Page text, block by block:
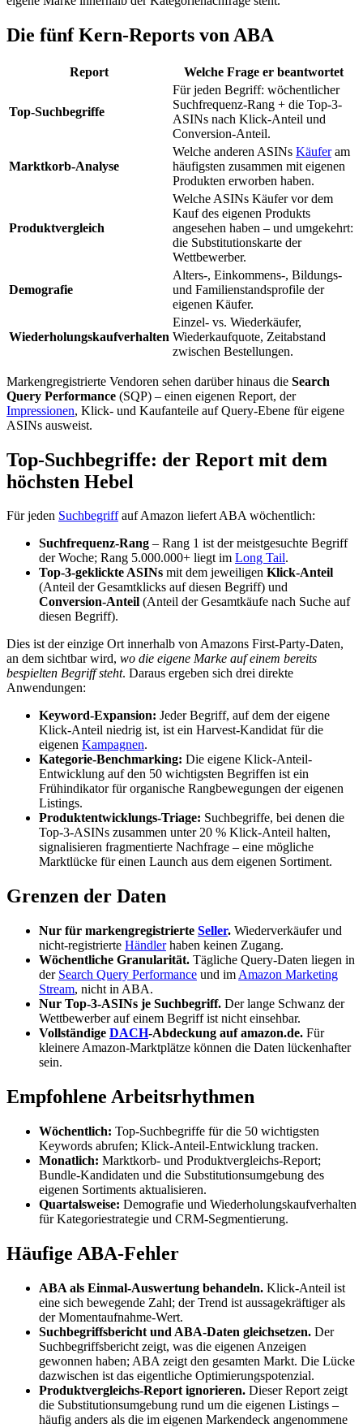
Die fünf Kern-Reports von ABA
Report Welche Frage er beantwortet
Top-Suchbegriffe
Für jeden Begriff: wöchentlicher
Suchfrequenz-Rang + die Top-3-
ASINs nach Klick-Anteil und
Conversion-Anteil.
Marktkorb-Analyse
Welche anderen ASINs Käuferam
häufigsten zusammen mit eigenen
Produkten erworben haben.
Produktvergleich
Welche ASINs Käufer vor dem
Kauf des eigenen Produkts
angesehen haben – und umgekehrt:
die Substitutionskarte der
Wettbewerber.
Demografie
Alters-, Einkommens-, Bildungs-
und Familienstandsprofile der
eigenen Käufer.
Wiederholungskaufverhalten
Einzel- vs. Wiederkäufer,
Wiederkaufquote, Zeitabstand
zwischen Bestellungen.
Markengregistrierte Vendoren sehen darüber hinaus die Search
Query Performance (SQP) – einen eigenen Report, der
Impressionen, Klick- und Kaufanteile auf Query-Ebene für eigene
ASINs ausweist.
Top-Suchbegriffe: der Report mit dem
höchsten Hebel
Für jeden Suchbegriffauf Amazon liefert ABA wöchentlich:
Suchfrequenz-Rang – Rang 1 ist der meistgesuchte Begriff
der Woche; Rang 5.000.000+ liegt im Long Tail.
Top-3-geklickte ASINs mit dem jeweiligen Klick-Anteil
(Anteil der Gesamtklicks auf diesen Begriff) und
Conversion-Anteil (Anteil der Gesamtkäufe nach Suche auf
diesen Begriff).
Dies ist der einzige Ort innerhalb von Amazons First-Party-Daten,
an dem sichtbar wird, wo die eigene Marke auf einem bereits
bespielten Begriff steht. Daraus ergeben sich drei direkte
Anwendungen:
Keyword-Expansion: Jeder Begriff, auf dem der eigene
Klick-Anteil niedrig ist, ist ein Harvest-Kandidat für die
eigenen Kampagnen.
Kategorie-Benchmarking: Die eigene Klick-Anteil-
Entwicklung auf den 50 wichtigsten Begriffen ist ein
Frühindikator für organische Rangbewegungen der eigenen
Listings.
Produktentwicklungs-Triage: Suchbegriffe, bei denen die
Top-3-ASINs zusammen unter 20 % Klick-Anteil halten,
signalisieren fragmentierte Nachfrage – eine mögliche
Marktlücke für einen Launch aus dem eigenen Sortiment.
Grenzen der Daten
Nur für markengregistrierte Seller. Wiederverkäufer und
nicht-registrierte Händlerhaben keinen Zugang.
Wöchentliche Granularität. Tägliche Query-Daten liegen in
der Search Query Performance und im Amazon Marketing
Stream, nicht in ABA.
Nur Top-3-ASINs je Suchbegriff. Der lange Schwanz der
Wettbewerber auf einem Begriff ist nicht einsehbar.
Vollständige DACH-Abdeckung auf amazon.de. Für
kleinere Amazon-Marktplätze können die Daten lückenhafter
sein.
Empfohlene Arbeitsrhythmen
Wöchentlich: Top-Suchbegriffe für die 50 wichtigsten
Keywords abrufen; Klick-Anteil-Entwicklung tracken.
Monatlich: Marktkorb- und Produktvergleichs-Report;
Bundle-Kandidaten und die Substitutionsumgebung des
eigenen Sortiments aktualisieren.
Quartalsweise: Demografie und Wiederholungskaufverhalten
für Kategoriestrategie und CRM-Segmentierung.
Häufige ABA-Fehler
ABA als Einmal-Auswertung behandeln. Klick-Anteil ist
eine sich bewegende Zahl; der Trend ist aussagekräftiger als
der Momentaufnahme-Wert.
Suchbegriffsbericht und ABA-Daten gleichsetzen. Der
Suchbegriffsbericht zeigt, was die eigenen Anzeigen
gewonnen haben; ABA zeigt den gesamten Markt. Die Lücke
dazwischen ist das eigentliche Optimierungspotenzial.
Produktvergleichs-Report ignorieren. Dieser Report zeigt
die Substitutionsumgebung rund um die eigenen Listings –
häufig anders als die im eigenen Markendeck angenommene